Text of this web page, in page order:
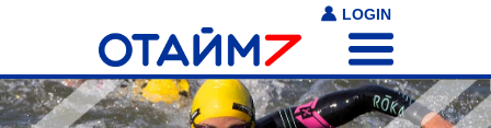
LOGIN